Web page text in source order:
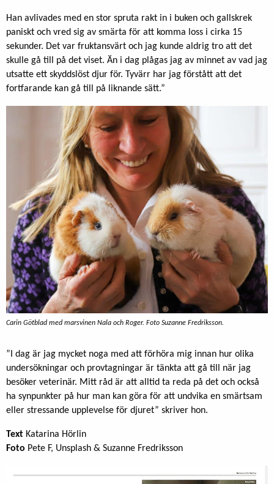
Han avlivades med en stor spruta rakt in i buken och gallskrek
paniskt och vred sig av smärta för att komma loss i cirka 15
sekunder. Det var fruktansvärt och jag kunde aldrig tro att det
skulle gå till på det viset. Än i dag plågas jag av minnet av vad jag
utsatte ett skyddslöst djur för. Tyvärr har jag förstått att det
fortfarande kan gå till på liknande sätt.”
Carin Götblad med marsvinen Nala och Roger. Foto Suzanne Fredriksson.
”I dag är jag mycket noga med att förhöra mig innan hur olika
undersökningar och provtagningar är tänkta att gå till när jag
besöker veterinär. Mitt råd är att alltid ta reda på det och också
ha synpunkter på hur man kan göra för att undvika en smärtsam
eller stressande upplevelse för djuret” skriver hon.
Text Katarina Hörlin
Foto Pete F, Unsplash & Suzanne Fredriksson